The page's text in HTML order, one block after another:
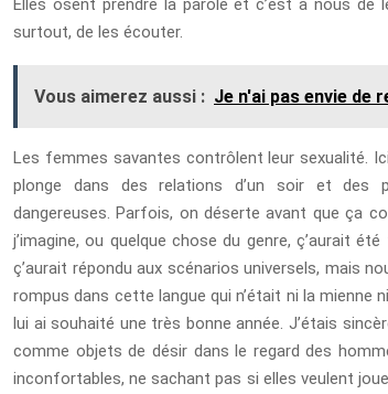
surtout, de les écouter.
Vous aimerez aussi : Je n'ai pas envie de
Les femmes savantes contrôlent leur sexualité.
plonge dans des relations d’un soir et des
dangereuses. Parfois, on déserte avant que ça
j’imagine, ou quelque chose du genre, ç’aurait
ç’aurait répondu aux scénarios universels, mais
rompus dans cette langue qui n’était ni la mienne
lui ai souhaité une très bonne année. J’étais
comme objets de désir dans le regard des
inconfortables, ne sachant pas si elles veulent